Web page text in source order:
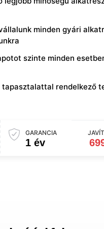
minden gyári
szinte minden
rendelkező
GARANCIA
1 év